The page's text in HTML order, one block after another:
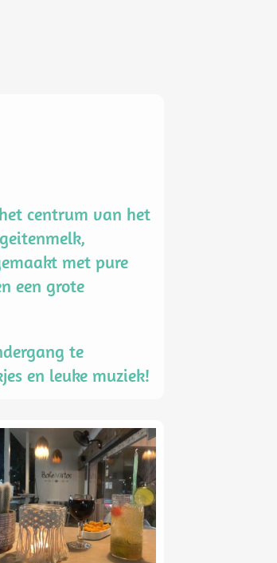
centrum van het
met pure
een grote
te
en leuke muziek!